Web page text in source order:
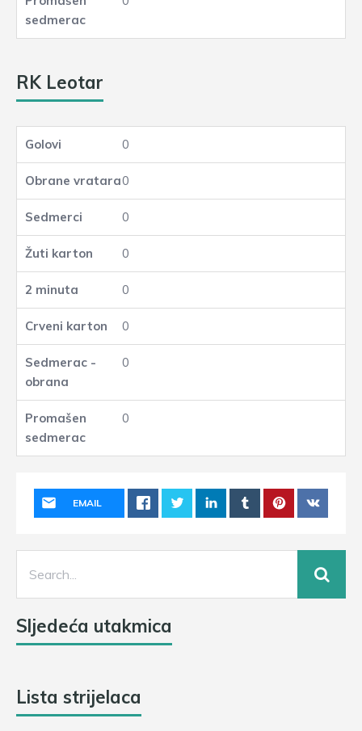
RK Leotar
0
0
0
0
0
0
0
0
EMAIL
Sljedeća utakmica
Lista strijelaca